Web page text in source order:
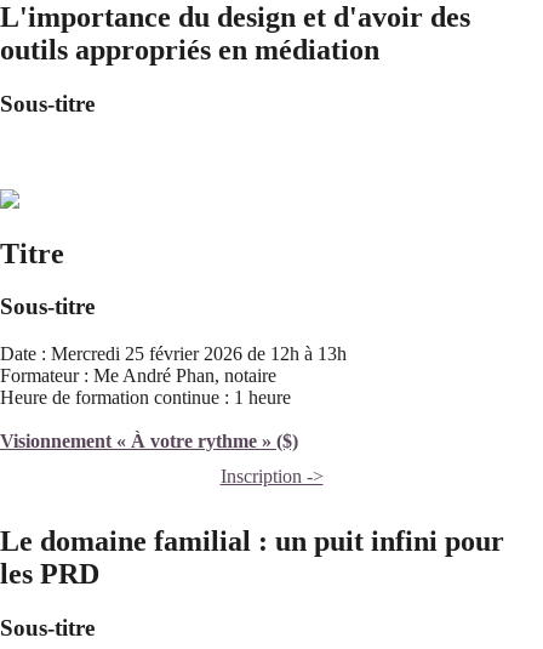
L'importance du design et d'avoir des
outils appropriés en médiation
Sous-titre
Titre
Sous-titre
Date : Mercredi 25 février 2026 de 12h à 13h
Formateur : Me André Phan, notaire
Heure de formation continue : 1 heure
Visionnement « À votre rythme » ($)
Inscription ->
Le domaine familial : un puit infini pour
les PRD
Sous-titre